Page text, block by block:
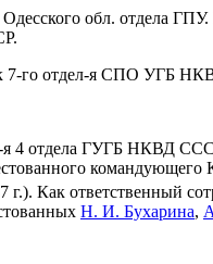
обл. отдела ГПУ.
7-го отдел-я СПО УГБ
я 4 отдела ГУГБ НКВД
командующего
Как ответственный
Н. И. Бухарина,